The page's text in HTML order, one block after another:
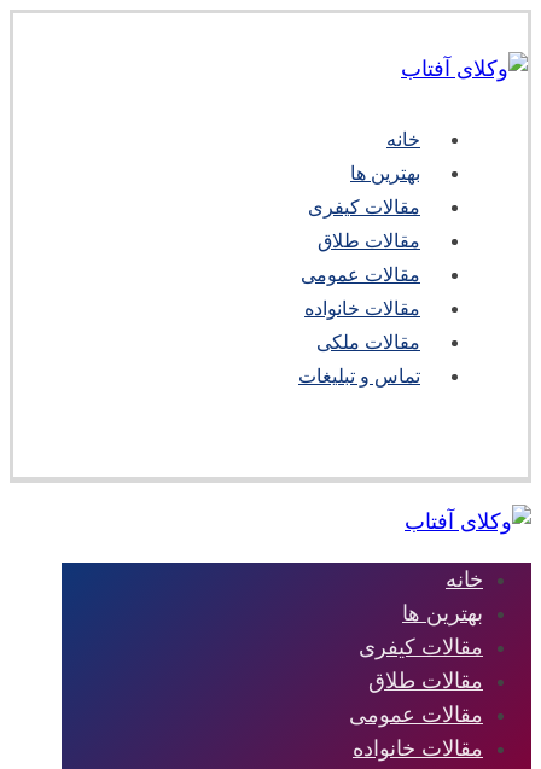
خانه
بهترین ها
مقالات کیفری
مقالات طلاق
مقالات عمومی
مقالات خانواده
مقالات ملکی
تماس و تبلیغات
خانه
بهترین ها
مقالات کیفری
مقالات طلاق
مقالات عمومی
مقالات خانواده